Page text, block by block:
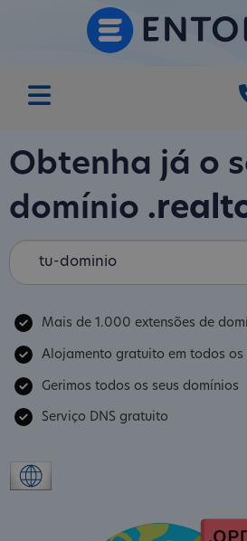
Obtenha já o
domínio
Mais de 1.000 extensões de
Alojamento gratuito em todos os
Gerimos todos os seus domínios
Serviço DNS gratuito